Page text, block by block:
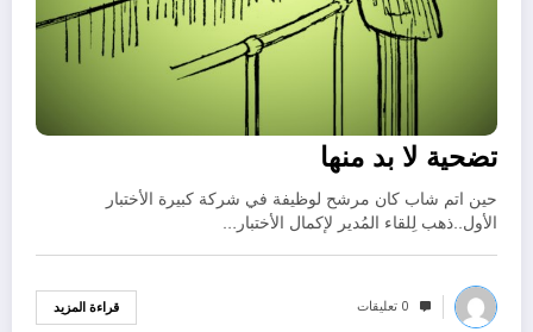
تضحية لا بد منها
حين اتم شاب كان مرشح لوظيفة في شركة كبيرة اﻷختبار
اﻷول..ذهب لِلقاء المُدير ﻹكمال اﻷختبار…
0 تعليقات قراءة المزيد